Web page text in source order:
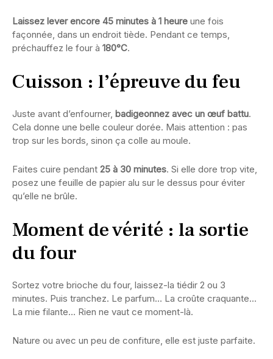
Laissez lever encore 45 minutes à 1 heure une fois
façonnée, dans un endroit tiède. Pendant ce temps,
préchauffez le four à 180°C.
Cuisson : l’épreuve du feu
Juste avant d’enfourner, badigeonnez avec un œuf battu.
Cela donne une belle couleur dorée. Mais attention : pas
trop sur les bords, sinon ça colle au moule.
Faites cuire pendant 25 à 30 minutes. Si elle dore trop vite,
posez une feuille de papier alu sur le dessus pour éviter
qu’elle ne brûle.
Moment de vérité : la sortie
du four
Sortez votre brioche du four, laissez-la tiédir 2 ou 3
minutes. Puis tranchez. Le parfum… La croûte craquante…
La mie filante… Rien ne vaut ce moment-là.
Nature ou avec un peu de confiture, elle est juste parfaite.